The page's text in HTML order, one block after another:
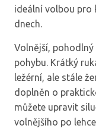
ideální volbou pro
dnech.
Volnější, pohodlný
pohybu. Krátký
ležérní, ale stále
doplněn o
můžete upravit
volnějšího po